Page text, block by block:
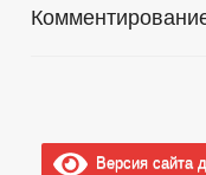
Версия сайта